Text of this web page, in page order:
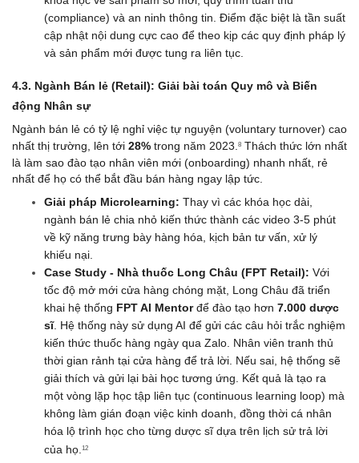
(compliance) và an ninh thông tin. Điểm đặc biệt là tần suất
cập nhật nội dung cực cao để theo kịp các quy định pháp lý
và sản phẩm mới được tung ra liên tục.
4.3. Ngành Bán lẻ (Retail): Giải bài toán Quy mô và Biến
động Nhân sự
Ngành bán lẻ có tỷ lệ nghỉ việc tự nguyện (voluntary turnover) cao
nhất thị trường, lên tới 28% trong năm 2023. 8 Thách thức lớn nhất
là làm sao đào tạo nhân viên mới (onboarding) nhanh nhất, rẻ
nhất để họ có thể bắt đầu bán hàng ngay lập tức.
Giải pháp Microlearning: Thay vì các khóa học dài,
ngành bán lẻ chia nhỏ kiến thức thành các video 3-5 phút
về kỹ năng trưng bày hàng hóa, kịch bản tư vấn, xử lý
khiếu nại.
Case Study - Nhà thuốc Long Châu (FPT Retail): Với
tốc độ mở mới cửa hàng chóng mặt, Long Châu đã triển
khai hệ thống FPT AI Mentor để đào tạo hơn 7.000 dược
sĩ. Hệ thống này sử dụng AI để gửi các câu hỏi trắc nghiệm
kiến thức thuốc hàng ngày qua Zalo. Nhân viên tranh thủ
thời gian rảnh tại cửa hàng để trả lời. Nếu sai, hệ thống sẽ
giải thích và gửi lại bài học tương ứng. Kết quả là tạo ra
một vòng lặp học tập liên tục (continuous learning loop) mà
không làm gián đoạn việc kinh doanh, đồng thời cá nhân
hóa lộ trình học cho từng dược sĩ dựa trên lịch sử trả lời
của họ. 12